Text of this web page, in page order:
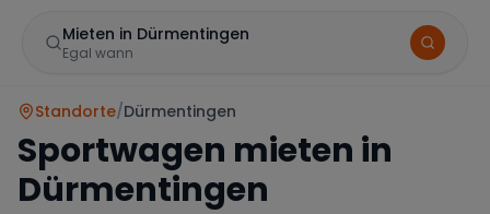
Mieten in Dürmentingen
Egal wann
Standorte/Dürmentingen
Sportwagen mieten in
Dürmentingen